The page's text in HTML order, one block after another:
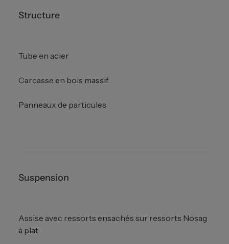
Structure
Tube en acier
Carcasse en bois massif
Panneaux de particules
Suspension
Assise avec ressorts ensachés sur ressorts Nosag
à plat